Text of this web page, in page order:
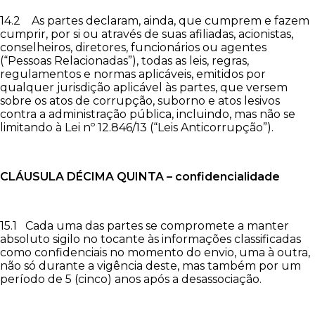
14.2 As partes declaram, ainda, que cumprem e fazem
cumprir, por si ou através de suas afiliadas, acionistas,
conselheiros, diretores, funcionários ou agentes
(“Pessoas Relacionadas”), todas as leis, regras,
regulamentos e normas aplicáveis, emitidos por
qualquer jurisdição aplicável às partes, que versem
sobre os atos de corrupção, suborno e atos lesivos
contra a administração pública, incluindo, mas não se
limitando à Lei nº 12.846/13 (“Leis Anticorrupção”).
CLÁUSULA DÉCIMA QUINTA – confidencialidade
15.1 Cada uma das partes se compromete a manter
absoluto sigilo no tocante às informações classificadas
como confidenciais no momento do envio, uma à outra,
não só durante a vigência deste, mas também por um
período de 5 (cinco) anos após a desassociação.